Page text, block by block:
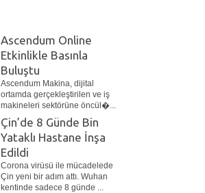
Ascendum Online
Etkinlikle Basınla
Buluştu
Ascendum Makina, dijital
ortamda gerçekleştirilen ve iş
makineleri sektörüne öncül�...
Çin’de 8 Günde Bin
Yataklı Hastane İnşa
Edildi
Corona virüsü ile mücadelede
Çin yeni bir adım attı. Wuhan
kentinde sadece 8 günde ...